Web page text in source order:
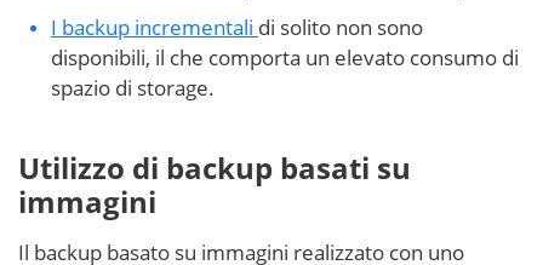
I backup incrementali di solito non sono
disponibili, il che comporta un elevato consumo di
spazio di storage.
Utilizzo di backup basati su
immagini
Il backup basato su immagini realizzato con uno